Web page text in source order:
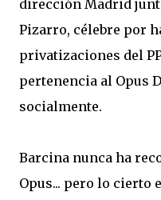
dirección Madrid
Pizarro, célebre por
privatizaciones del
pertenencia al Opus
socialmente.
Barcina nunca ha
Opus... pero lo cierto